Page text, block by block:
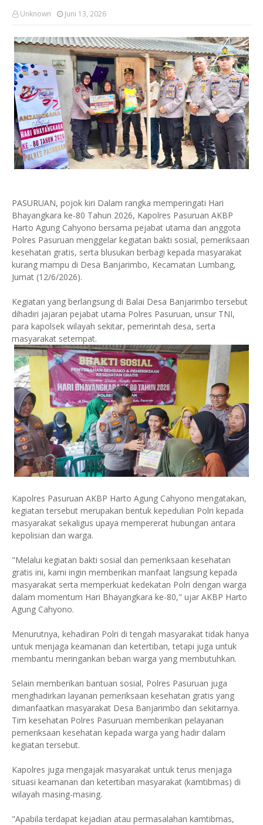
Unknown Juni 13, 2026
PASURUAN, pojok kiri Dalam rangka memperingati Hari
Bhayangkara ke-80 Tahun 2026, Kapolres Pasuruan AKBP
Harto Agung Cahyono bersama pejabat utama dan anggota
Polres Pasuruan menggelar kegiatan bakti sosial, pemeriksaan
kesehatan gratis, serta blusukan berbagi kepada masyarakat
kurang mampu di Desa Banjarimbo, Kecamatan Lumbang,
Jumat (12/6/2026).
Kegiatan yang berlangsung di Balai Desa Banjarimbo tersebut
dihadiri jajaran pejabat utama Polres Pasuruan, unsur TNI,
para kapolsek wilayah sekitar, pemerintah desa, serta
masyarakat setempat.
Kapolres Pasuruan AKBP Harto Agung Cahyono mengatakan,
kegiatan tersebut merupakan bentuk kepedulian Polri kepada
masyarakat sekaligus upaya mempererat hubungan antara
kepolisian dan warga.
"Melalui kegiatan bakti sosial dan pemeriksaan kesehatan
gratis ini, kami ingin memberikan manfaat langsung kepada
masyarakat serta memperkuat kedekatan Polri dengan warga
dalam momentum Hari Bhayangkara ke-80," ujar AKBP Harto
Agung Cahyono.
Menurutnya, kehadiran Polri di tengah masyarakat tidak hanya
untuk menjaga keamanan dan ketertiban, tetapi juga untuk
membantu meringankan beban warga yang membutuhkan.
Selain memberikan bantuan sosial, Polres Pasuruan juga
menghadirkan layanan pemeriksaan kesehatan gratis yang
dimanfaatkan masyarakat Desa Banjarimbo dan sekitarnya.
Tim kesehatan Polres Pasuruan memberikan pelayanan
pemeriksaan kesehatan kepada warga yang hadir dalam
kegiatan tersebut.
Kapolres juga mengajak masyarakat untuk terus menjaga
situasi keamanan dan ketertiban masyarakat (kamtibmas) di
wilayah masing-masing.
"Apabila terdapat kejadian atau permasalahan kamtibmas,